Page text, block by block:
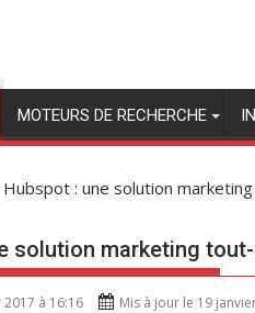
MOTEURS DE RECHERCHE
Hubspot : une solution
solution marketing
à 16:16 Mis à jour le 19